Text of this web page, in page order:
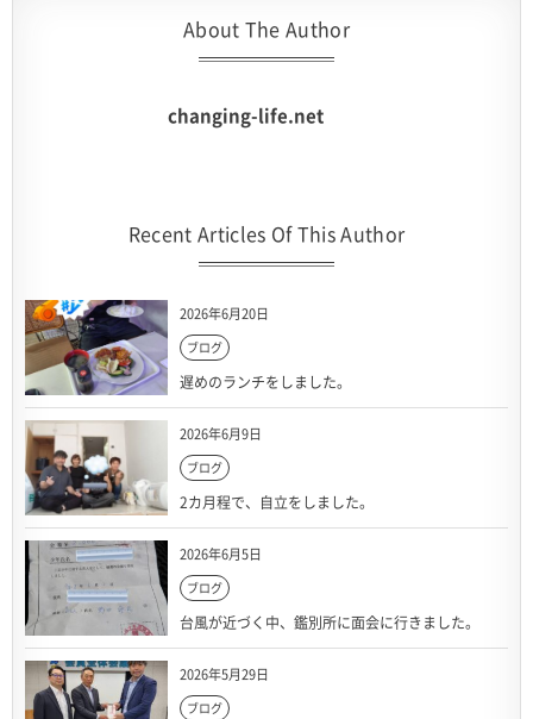
About The Author
changing-life.net
Recent Articles Of This Author
2026年6月20日
ブログ
遅めのランチをしました。
2026年6月9日
ブログ
2カ月程で、自立をしました。
2026年6月5日
ブログ
台風が近づく中、鑑別所に面会に行きました。
2026年5月29日
ブログ